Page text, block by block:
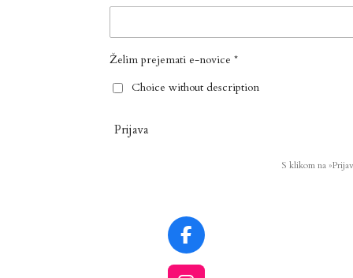
Želim prejemati e-novice *
Choice without description
Prijava
S klikom na
F
a